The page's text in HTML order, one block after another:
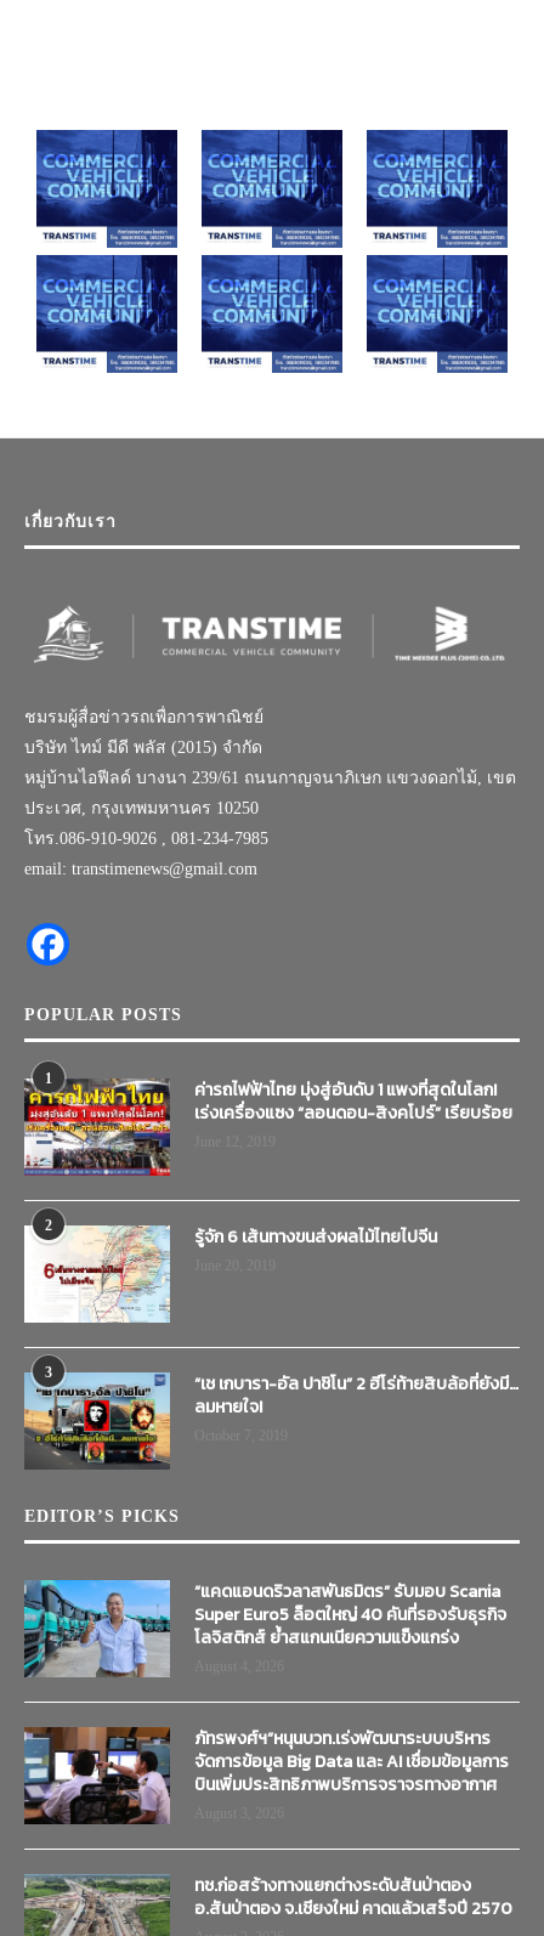
เกี่ยวกับเรา
ชมรมผู้สื่อข่าวรถเพื่อการพาณิชย์
บริษัท ไทม์ มีดี พลัส (2015) จำกัด
หมู่บ้านไอฟีลด์ บางนา 239/61 ถนนกาญจนาภิเษก แขวงดอกไม้, เขต
ประเวศ, กรุงเทพมหานคร 10250
โทร.086-910-9026 , 081-234-7985
email: transtimenews@gmail.com
POPULAR POSTS
1
ค่ารถไฟฟ้าไทย มุ่งสู่อันดับ 1 แพงที่สุดในโลก!
เร่งเครื่องแซง “ลอนดอน-สิงคโปร์” เรียบร้อย
2 รู้จัก 6 เส้นทางขนส่งผลไม้ไทยไปจีน
3
“เช เกบารา-อัล ปาชิโน” 2 ฮีโร่ท้ายสิบล้อที่ยังมี…
ลมหายใจ!
EDITOR’S PICKS
“แคดแอนดริวลาสพันธมิตร” รับมอบ Scania
Super Euro5 ล็อตใหญ่ 40 คันที่รองรับธุรกิจ
โลจิสติกส์ ย้ำสแกนเนียความแข็งแกร่ง
ภัทรพงศ์ฯ”หนุนบวท.เร่งพัฒนาระบบบริหาร
จัดการข้อมูล Big Data และ AI เชื่อมข้อมูลการ
บินเพิ่มประสิทธิภาพบริการจราจรทางอากาศ
ทช.ก่อสร้างทางแยกต่างระดับสันป่าตอง
อ.สันป่าตอง จ.เชียงใหม่ คาดแล้วเสร็จปี 2570